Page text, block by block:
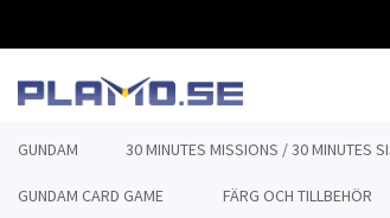
TILL
GUNDAM
30 MINUTES MISSIONS / 30 MINUTES
GUNDAM CARD GAME FÄRG OCH TILLBEHÖR